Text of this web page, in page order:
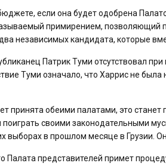
если она будет одобрена
примирением, позволяющий
независимых кандидата, которые
Патрик Туми отсутствовал
Туми означало, что Харрис не
принята обеими палатами, это
своими законодательными
выборах в прошлом месяце в Грузии.
Палата представителей примет